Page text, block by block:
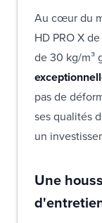
Au cœur du
HD PRO X
de 30 kg/m³
pas de
ses qualités
un
Une